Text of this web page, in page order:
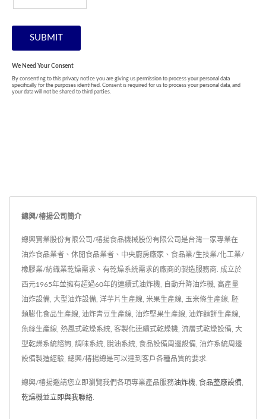
總興/椿揚公司簡介
總興實業股份有限公司/椿揚食品機械股份有限公司是台灣一家專業在
油炸食品業者、休閒食品業者、中央廚房廠家、食品業/生技業/化工業/
橡膠業/紡織業乾燥需求、有乾燥系統需求的廠商的製造服務商. 成立於
西元1965年並擁有超過60年的連續式油炸機, 自動升降油炸機, 高產量
油炸設備, 大型油炸設備, 洋芋片生產線, 米果生產線, 玉米條生產線, 胚
類膨化食品生產線, 油炸青豆生產線, 油炸堅果生產線, 油炸麵餅生產線,
魚絲生產線, 熱風式乾燥系統, 客製化連續式乾燥機, 流層式乾燥設備, 大
型乾燥系統諮詢, 調味系統, 脫油系統, 食品設備周邊設備, 油炸系統周邊
設備製造經驗, 總興/椿揚總是可以達到客戶各種品質的要求.
總興/椿揚邀請您立即瀏覽我們各項專業產品服務油炸機 食品整廠設備
乾燥機並立即與我聯絡